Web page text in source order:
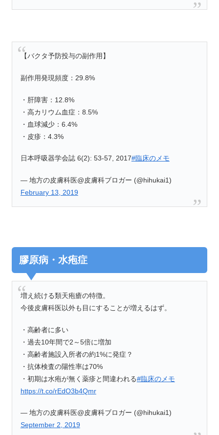
【バクタ予防投与の副作用】
副作用発現頻度：29.8%
・肝障害：12.8%
・高カリウム血症：8.5%
・血球減少：6.4%
・皮疹：4.3%
日本呼吸器学会誌 6(2): 53-57, 2017#臨床のメモ
— 地方の皮膚科医@皮膚科ブロガー (@hihukai1)
February 13, 2019
膠原病・水疱症
増え続ける類天疱瘡の特徴。
今後皮膚科医以外も目にすることが増えるはず。
・高齢者に多い
・過去10年間で2～5倍に増加
・高齢者施設入所者の約1%に発症？
・抗体検査の陽性率は70%
・初期は水疱が無く薬疹と間違われる#臨床のメモ
https://t.co/rEdO3b4Qmr
— 地方の皮膚科医@皮膚科ブロガー (@hihukai1)
September 2, 2019